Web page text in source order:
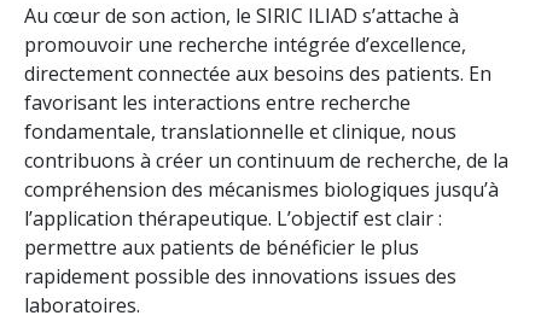
Au cœur de son action, le SIRIC ILIAD s’attache à
promouvoir une recherche intégrée d’excellence,
directement connectée aux besoins des patients. En
favorisant les interactions entre recherche
fondamentale, translationnelle et clinique, nous
contribuons à créer un continuum de recherche, de la
compréhension des mécanismes biologiques jusqu’à
l’application thérapeutique. L’objectif est clair :
permettre aux patients de bénéficier le plus
rapidement possible des innovations issues des
laboratoires.